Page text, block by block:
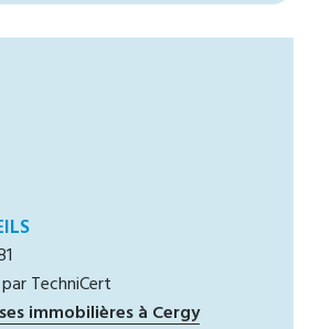
TechniCert
immobilières à Cergy